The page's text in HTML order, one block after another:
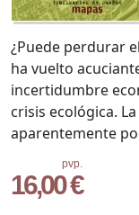
pvp.
16,00 €
¿Puede perdurar
ha vuelto
incertidumbre
crisis ecológica.
aparentemente